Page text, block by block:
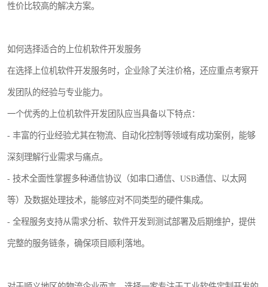
性价比较高的解决方案。
如何选择适合的上位机软件开发服务
在选择上位机软件开发服务时，企业除了关注价格，还应重点考察开
发团队的经验与专业能力。
一个优秀的上位机软件开发团队应当具备以下特点：
- 丰富的行业经验尤其在物流、自动化控制等领域有成功案例，能够
深刻理解行业需求与痛点。
- 技术全面性掌握多种通信协议（如串口通信、USB通信、以太网
等）及数据处理技术，能够应对不同类型的硬件集成。
- 全程服务支持从需求分析、软件开发到测试部署及后期维护，提供
完整的服务链条，确保项目顺利落地。